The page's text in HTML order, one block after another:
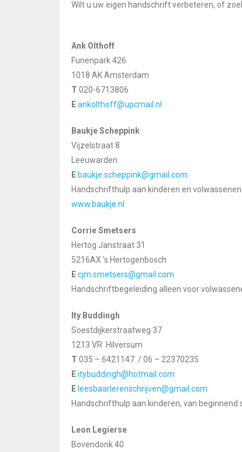
Wilt u uw eigen handschrift verbeteren, of
Ank Olthoff
Funenpark 426
1018 AK Amsterdam
T 020-6713806
Eankolthoff@upcmail.nl
Baukje Scheppink
Vijzelstraat 8
Leeuwarden
E baukje.scheppink@gmail.com
Handschrifthulp aan kinderen en volwassenen.
www.baukje.nl
Corrie Smetsers
Hertog Janstraat 31
5216AX ’s Hertogenbosch
Ecjm.smetsers@gmail.com
Handschriftbegeleiding alleen voor
Ity Buddingh
Soestdijkerstraatweg 37
1213 VR Hilversum
T 035 – 6421147 / 06 – 22370235
Eitybuddingh@hotmail.com
E leesbaarlerenschrijven@gmail.com
Handschrifthulp aan kinderen, van beginnend
Leon Legierse
Bovendonk 40